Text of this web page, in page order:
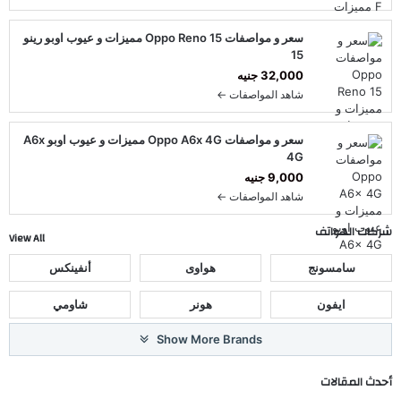
سعر و مواصفات Oppo Reno 15 مميزات و عيوب اوبو رينو
15
32,000 جنيه
شاهد المواصفات ←
سعر و مواصفات Oppo A6x 4G مميزات و عيوب اوبو A6x
4G
9,000 جنيه
شاهد المواصفات ←
شركات الهواتف View All
سامسونج هواوى أنفينكس
ايفون هونر شاومي
Show More Brands
أحدث المقالات